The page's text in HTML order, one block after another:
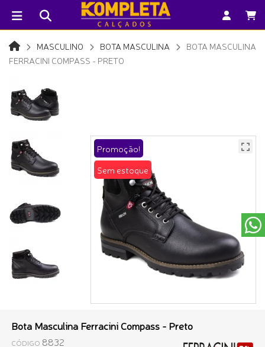
MASCULINO BOTA MASCULINA
BOTA MASCULINA
FERRACINI COMPASS - PRETO
Promoção!
Sem estoque
Bota Masculina Ferracini Compass - Preto
CÓDIGO 8832